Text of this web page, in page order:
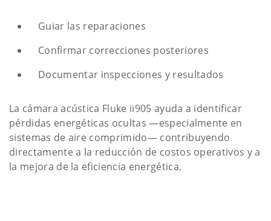
Guiar las reparaciones
Confirmar correcciones posteriores
Documentar inspecciones y resultados
La cámara acústica Fluke ii905 ayuda a identificar
pérdidas energéticas ocultas —especialmente en
sistemas de aire comprimido— contribuyendo
directamente a la reducción de costos operativos y a
la mejora de la eficiencia energética.